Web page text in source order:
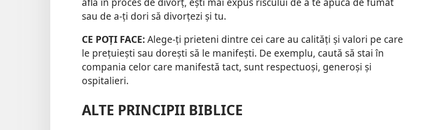
sau de a-ți dori să divorțezi și tu.
CE POȚI FACE:Alege-ți prieteni dintre cei care au calități și valori pe care
le prețuiești sau dorești să le manifești. De exemplu, caută să stai în
compania celor care manifestă tact, sunt respectuoși, generoși și
ospitalieri.
ALTE PRINCIPII BIBLICE